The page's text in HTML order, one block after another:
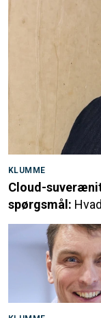
KLUMME
Cloud-
spørgsmål: